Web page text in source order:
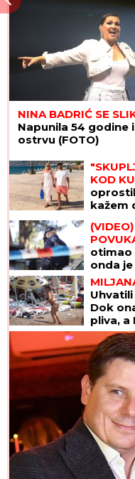
NINA BADRIĆ SE
Napunila 54 godine
ostrvu (FOTO)
KOD
kažem
otimao
onda je
Dok
pliva, a
(Video)